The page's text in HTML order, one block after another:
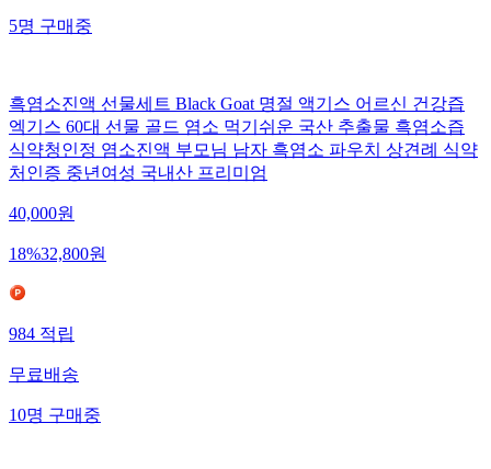
5명구매중
흑염소진액 선물세트 Black Goat 명절 액기스 어르신 건강즙
엑기스 60대 선물 골드 염소 먹기쉬운 국산 추출물 흑염소즙
식약청인정 염소진액 부모님 남자 흑염소 파우치 상견례 식약
처인증 중년여성 국내산 프리미엄
40,000원
18%32,800원
984적립
무료배송
10명구매중